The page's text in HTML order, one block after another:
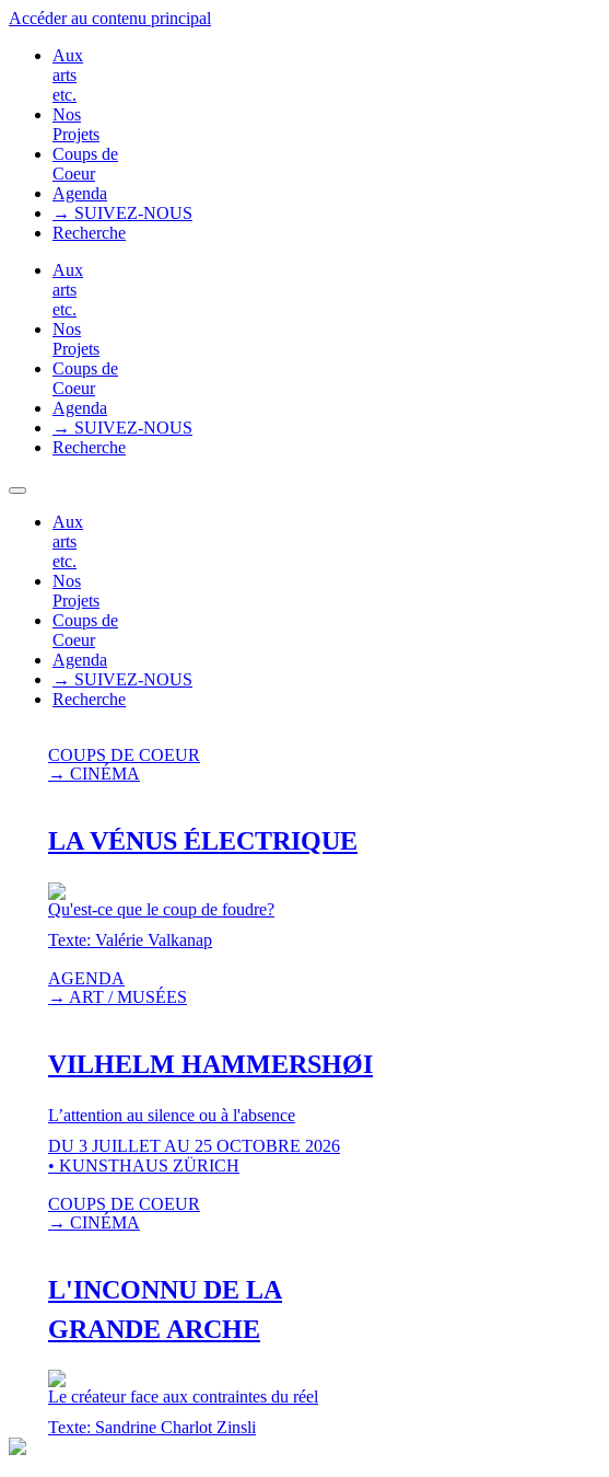
Accéder au contenu principal
Aux
arts
etc.
Nos
Projets
Coups de
Coeur
Agenda
→ SUIVEZ-NOUS
Recherche
Aux
arts
etc.
Nos
Projets
Coups de
Coeur
Agenda
→ SUIVEZ-NOUS
Recherche
Aux
arts
etc.
Nos
Projets
Coups de
Coeur
Agenda
→ SUIVEZ-NOUS
Recherche
COUPS DE COEUR
→ CINÉMA
LA VÉNUS ÉLECTRIQUE
Qu'est-ce que le coup de foudre?
Texte: Valérie Valkanap
AGENDA
→ ART / MUSÉES
VILHELM HAMMERSHØI
L’attention au silence ou à l'absence
DU 3 JUILLET AU 25 OCTOBRE 2026
• KUNSTHAUS ZÜRICH
COUPS DE COEUR
→ CINÉMA
L'INCONNU DE LA
GRANDE ARCHE
Le créateur face aux contraintes du réel
Texte: Sandrine Charlot Zinsli